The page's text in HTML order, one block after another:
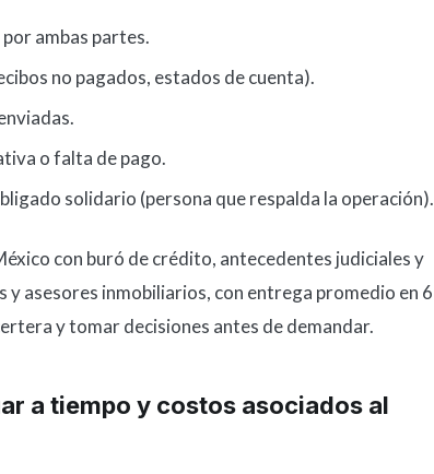
ambas partes.
no pagados, estados de cuenta).
o falta de pago.
solidario (persona que respalda la operación).
con buró de crédito, antecedentes judiciales y
asesores inmobiliarios, con entrega promedio en 6
y tomar decisiones antes de demandar.
a tiempo y costos asociados al